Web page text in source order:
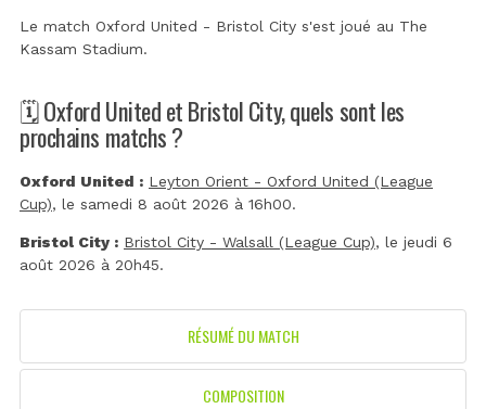
Le match Oxford United - Bristol City s'est joué au The
Kassam Stadium.
🗓️ Oxford United et Bristol City, quels sont les
prochains matchs ?
Oxford United : Leyton Orient - Oxford United (League
Cup), le samedi 8 août 2026 à 16h00.
Bristol City : Bristol City - Walsall (League Cup), le jeudi 6
août 2026 à 20h45.
RÉSUMÉ DU MATCH
COMPOSITION